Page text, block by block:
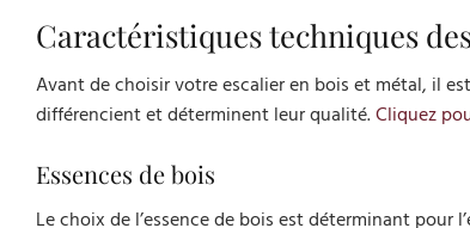
Caractéristiques techniques
Avant de choisir votre escalier en bois et métal, il
différencient et déterminent leur qualité.Cliquez
Essences de bois
Le choix de l’essence de bois est déterminant